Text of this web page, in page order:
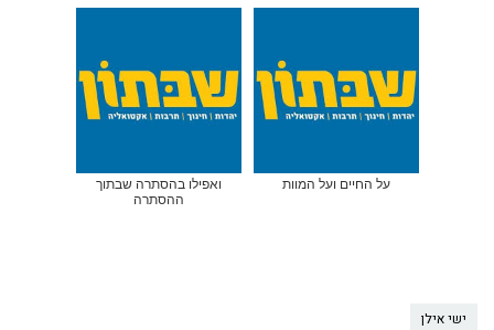
על החיים ועל המוות
ואפילו בהסתרה שבתוך
ההסתרה
ישי אילן